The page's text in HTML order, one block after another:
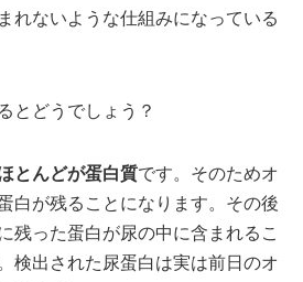
れないような仕組みになっている
とどうでしょう？
とんどが蛋白質です。そのためオ
白が残ることになります。その後
残った蛋白が尿の中に含まれるこ
検出された尿蛋白は実は前日のオ